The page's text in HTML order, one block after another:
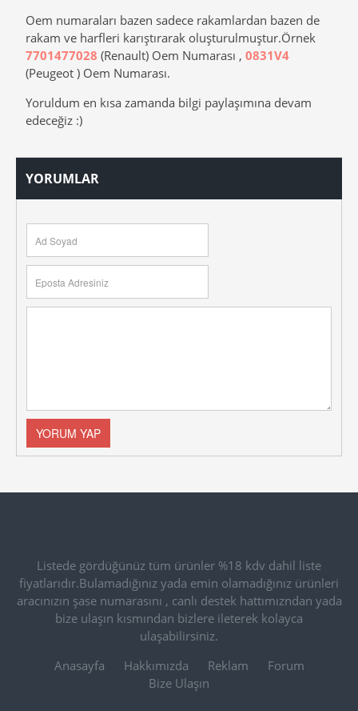
Oem numaraları bazen sadece rakamlardan bazen de
rakam ve harfleri karıştırarak oluşturulmuştur.Örnek
7701477028 (Renault) Oem Numarası ,0831V4
(Peugeot ) Oem Numarası.
Yoruldum en kısa zamanda bilgi paylaşımına devam
edeceğiz :)
YORUMLAR
Listede gördüğünüz tüm ürünler %18 kdv dahil liste
fiyatlarıdır.Bulamadığınız yada emin olamadığınız ürünleri
aracınızın şase numarasını , canlı destek hattımızndan yada
bize ulaşın kısmından bizlere ileterek kolayca
ulaşabilirsiniz.
Anasayfa
Hakkımızda Reklam
Forum
Bize Ulaşın